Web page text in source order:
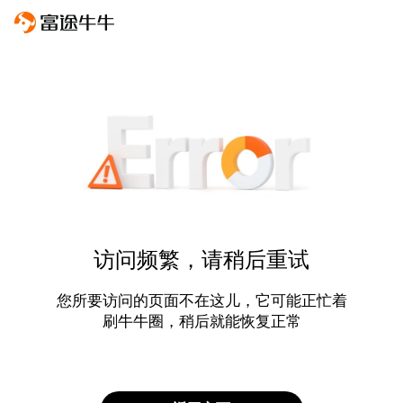
访问频繁，请稍后重试
您所要访问的页面不在这儿，它可能正忙着
刷牛牛圈，稍后就能恢复正常